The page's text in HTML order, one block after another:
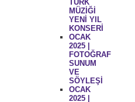
TÜRK
MÜZİĞİ
YENİ YIL
KONSERİ
OCAK
2025 |
FOTOĞRAF
SUNUM
VE
SÖYLEŞİ
OCAK
2025 |